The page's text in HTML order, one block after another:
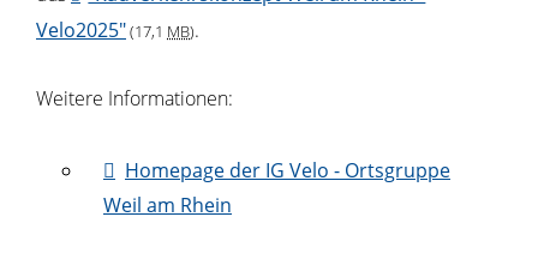
Velo2025"(17,1 MB).
Weitere Informationen:
Homepage der IG Velo - Ortsgruppe
Weil am Rhein